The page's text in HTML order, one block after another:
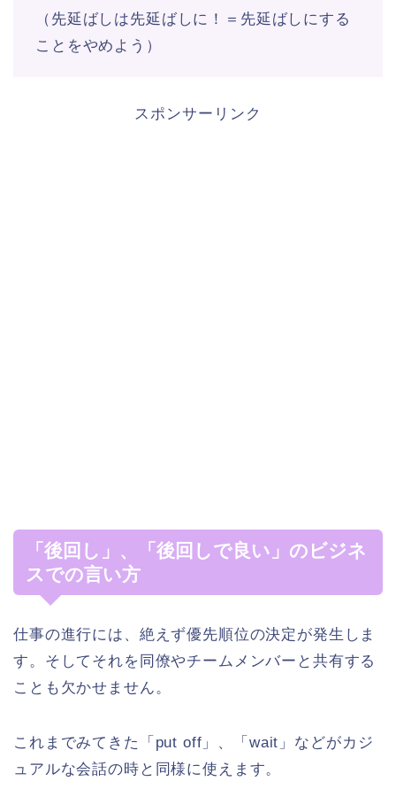
（先延ばしは先延ばしに！＝先延ばしにする
ことをやめよう）
スポンサーリンク
「後回し」、「後回しで良い」のビジネ
スでの言い方
仕事の進行には、絶えず優先順位の決定が発生しま
す。そしてそれを同僚やチームメンバーと共有する
ことも欠かせません。
これまでみてきた「put off」、「wait」などがカジ
ュアルな会話の時と同様に使えます。